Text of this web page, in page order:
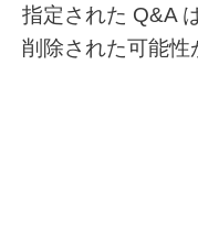
指定された Q&A
削除された可能性